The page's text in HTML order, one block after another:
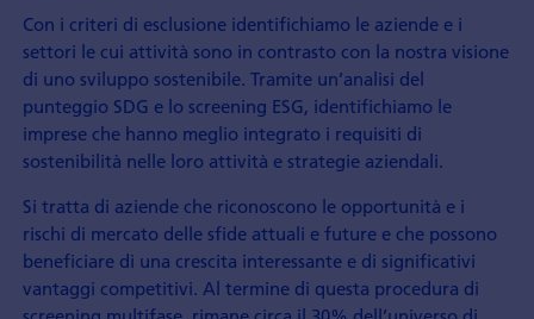
Con i criteri di esclusione identifichiamo le aziende e i
settori le cui attività sono in contrasto con la nostra visione
di uno sviluppo sostenibile. Tramite un’analisi del
punteggio SDG e lo screening ESG, identifichiamo le
imprese che hanno meglio integrato i requisiti di
sostenibilità nelle loro attività e strategie aziendali.
Si tratta di aziende che riconoscono le opportunità e i
rischi di mercato delle sfide attuali e future e che possono
beneficiare di una crescita interessante e di significativi
vantaggi competitivi. Al termine di questa procedura di